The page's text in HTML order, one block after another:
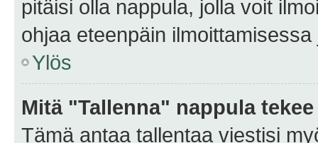
pitäisi olla nappula, jolla voit
ohjaa eteenpäin
Ylös
Mitä "Tallenna" nappula
Tämä antaa tallentaa viestisi